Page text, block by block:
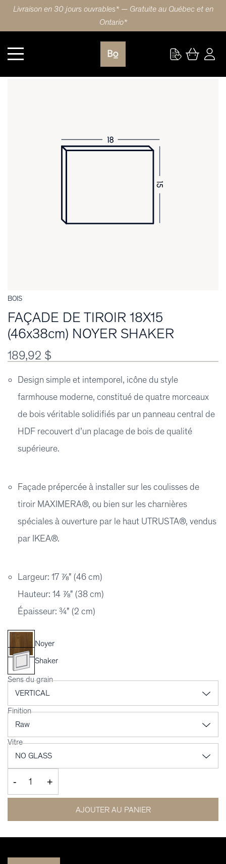
Livraison en 30 jours ouvrables* — Gratuite au Québec et en
Ontario*
Cuisine FAÇADE DE TIROIR 18X15 (46x38cm) NOYER SHAKER
BOIS
FAÇADE DE TIROIR 18X15
(46x38cm) NOYER SHAKER
189,92 $
Design simple et intemporel, icône du style
farmhouse moderne, constitué de quatre morceaux
de bois véritable solidifiés par un panneau central de
HDF recouvert d’un placage de bois de qualité
supérieure.
Façade prépercée à installer sur les coulisses de
tiroir MAXIMERA®, ou bien sur les charnières
spéciales à ouverture par le haut UTRUSTA®, vendus
par IKEA®.
Largeur: 17 ⅞" (46 cm)
Hauteur: 14 ⅞" (38 cm)
Épaisseur: ¾" (2 cm)
Noyer
Shaker
Sens du grain
Finition
Vitre
- +
AJOUTER AU PANIER